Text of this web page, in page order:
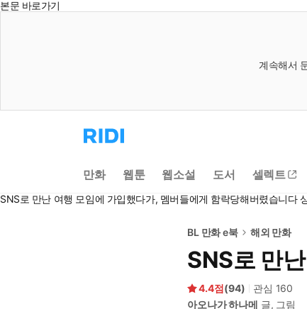
본문 바로가기
계속해서
리
디
으
로
동
만화 웹툰 웹소설 도서 셀렉트
SNS로 만난 여행 모임에 가입했다가, 멤버들에게 함락당해버렸습니다
BL 만화 e북 해외 만화
SNS로 만
4.4 (94) 관심 160
아오나가 하나메 글, 그림